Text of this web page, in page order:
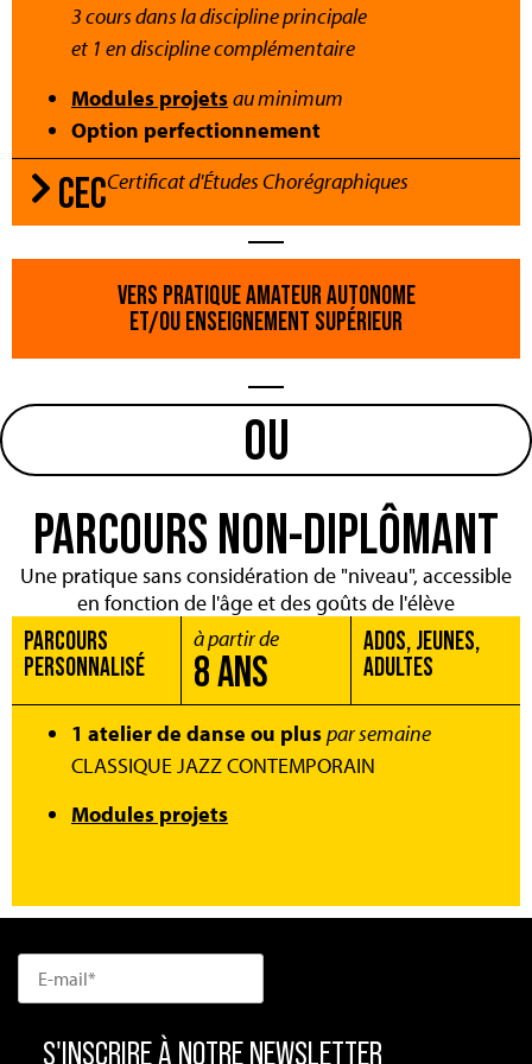
3 cours dans la discipline principale
et 1 en discipline complémentaire
Modules projetsau minimum
Option perfectionnement
CECCertificat d'Études Chorégraphiques
VERS PRATIQUE AMATEUR AUTONOME
ET/OU ENSEIGNEMENT SUPÉRIEUR
OU
PARCOURS NON-DIPLÔMANT
Une pratique sans considération de "niveau", accessible
en fonction de l'âge et des goûts de l'élève
PARCOURS
PERSONNALISÉ
à partir de
8 ANS
ADOS, JEUNES,
ADULTES
1 atelier de danse ou pluspar semaine
CLASSIQUE JAZZ CONTEMPORAIN
Modules projets